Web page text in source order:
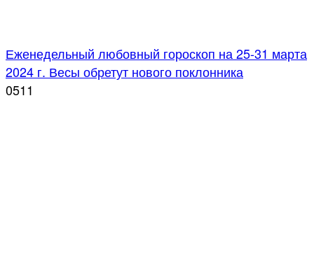
Еженедельный любовный гороскоп на 25-31 марта
2024 г. Весы обретут нового поклонника
0511